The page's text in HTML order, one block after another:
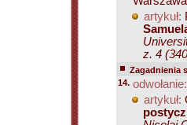
artykuł:
z. 4
Zagadnienia
14. odwołanie:
artykuł: